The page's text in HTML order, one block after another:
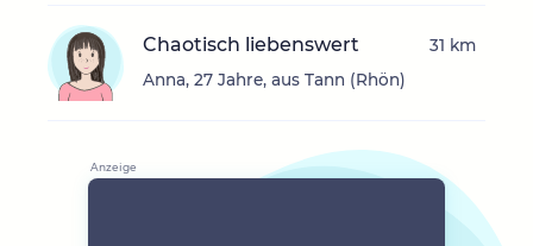
Chaotisch liebenswert
Anna, 27 Jahre, aus Tann (Rhön)
31 km